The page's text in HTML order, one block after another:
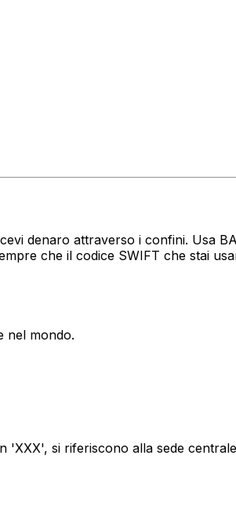
denaro attraverso i confini. Usa
che il codice SWIFT che stai
nel mondo.
si riferiscono alla sede